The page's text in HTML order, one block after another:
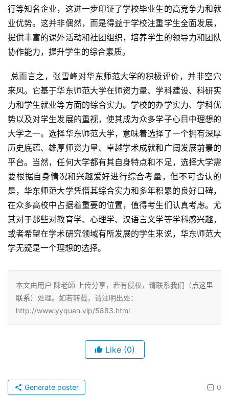
行等知名企业，这进一步印证了学校毕业生的高竞争力和就
业优势。这并非偶然，而是得益于学校注重学生全面发展，
提供丰富的课外活动和社团组织，培养学生的领导力和团队
协作能力，提升学生的综合素质。
来风。它基于华东师范大学在师资力量、学科建设、科研实
力和学生就业等方面的综合实力。学校的办学实力、学科优
势以及对学生发展的重视，使其成为众多学子心目中理想的
大学之一。选择华东师范大学，意味着选择了一个拥有深厚
历史底蕴、雄厚师资力量、卓越学术成就和广阔发展前景的
平台。当然，任何大学都有其自身特点和不足，选择大学需
要根据自身情况和兴趣爱好进行综合考量，但不可否认的
是，华东师范大学凭借其综合实力和多年积累的良好口碑，
在众多高校中占据着重要的位置，值得考生们认真考虑。尤
其对于那些对教育学、心理学、汉语言文学等学科感兴趣，
或者希望在学术研究领域有所发展的学生来说，华东师范大
学无疑是一个理想的选择。
本文由用户 陳老師 上传分享，若有侵权，请联系我们（点这里
联系）处理。如若转载，请注明出处：
http://www.yyquan.vip/5883.html
Like (0)
0
Generate poster